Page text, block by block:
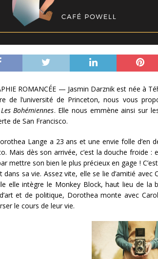
ROMANCÉE — Jasmin Darznik est née à
de l’université de Princeton, nous vous
Les Bohémiennes. Elle nous emmène ainsi sur
de San Francisco.
Lange a 23 ans et une envie folle d’en
Mais dès son arrivée, c’est la douche froide :
mettre son bien le plus précieux en gage !
dans sa vie. Assez vite, elle se lie d’amitié
elle intègre le Monkey Block, haut lieu de la
et de politique, Dorothea monte avec
le cours de leur vie.